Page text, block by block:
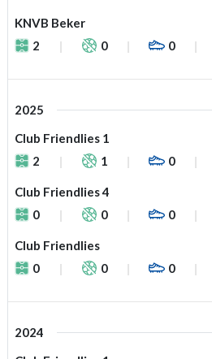
KNVB Beker
2
0 0
2025
Club Friendlies 1
2
1 0
Club Friendlies 4
0
0 0
Club Friendlies
0
0 0
2024